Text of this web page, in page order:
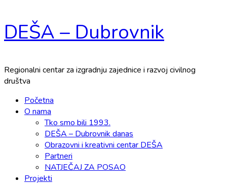
Skip
to
DEŠA – Dubrovnik
Regionalni centar za izgradnju zajednice i razvoj civilnog
društva
Primary
Menu
Početna
O nama
Tko smo bili 1993.
DEŠA – Dubrovnik danas
Obrazovni i kreativni centar DEŠA
Partneri
NATJEČAJ ZA POSAO
Projekti